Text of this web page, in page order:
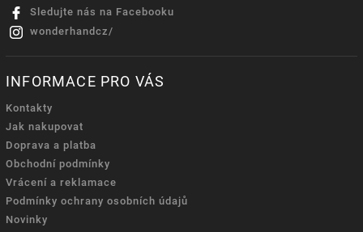
Sledujte nás na Facebooku
wonderhandcz/
INFORMACE PRO VÁS
Kontakty
Jak nakupovat
Doprava a platba
Obchodní podmínky
Vrácení a reklamace
Podmínky ochrany osobních údajů
Novinky